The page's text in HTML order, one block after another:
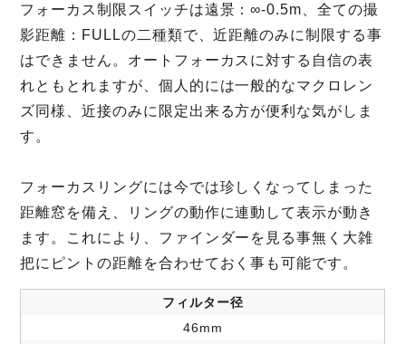
フォーカス制限スイッチは遠景：∞-0.5m、全ての撮
影距離：FULLの二種類で、近距離のみに制限する事
はできません。オートフォーカスに対する自信の表
れともとれますが、個人的には一般的なマクロレン
ズ同様、近接のみに限定出来る方が便利な気がしま
す。
フォーカスリングには今では珍しくなってしまった
距離窓を備え、リングの動作に連動して表示が動き
ます。これにより、ファインダーを見る事無く大雑
把にピントの距離を合わせておく事も可能です。
フィルター径
46mm